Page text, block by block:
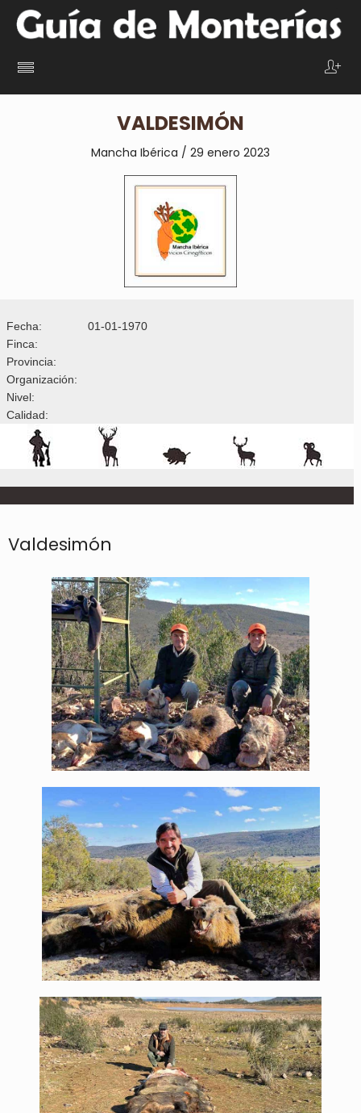
VALDESIMÓN
Mancha Ibérica / 29 enero 2023
Fecha:
01-01-1970
Finca:
Provincia:
Organización:
Nivel:
Calidad:
Valdesimón